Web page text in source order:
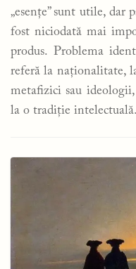
„esențe” sunt utile, dar
fost niciodată mai
produs. Problema
referă la naționalitate,
metafizici sau
la o tradiție intelectuală.